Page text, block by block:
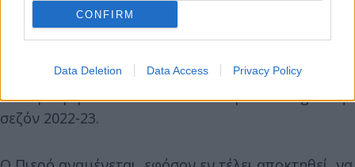
CONFIRM
Data Deletion Data Access Privacy Policy
στο ελληνικό στερέωμα από τις διεθνείς
αναμετρήσεις της Μακάμπι Χάιφα με τον
απέναντι στους Πειραιώτες είχε σκοράρει δύο γκολ
στα προκριματικά του UEFA Champions League τη
σεζόν 2022-23.